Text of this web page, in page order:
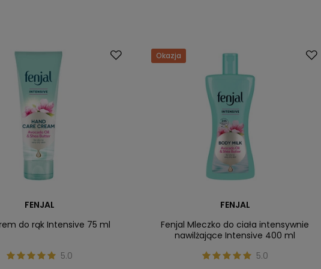
FENJAL
do rąk Intensive 75 ml
5.0
Okazja
FENJAL
Fenjal Mleczko do ciała intensywnie
nawilżające Intensive 400 ml
5.0